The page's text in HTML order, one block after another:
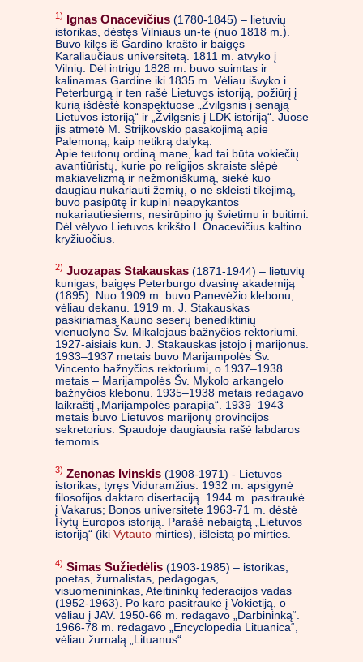
1) Ignas Onacevičius (1780-1845) – lietuvių
istorikas, dėstęs Vilniaus un-te (nuo 1818 m.).
Buvo kilęs iš Gardino krašto ir baigęs
Karaliaučiaus universitetą. 1811 m. atvyko į
Vilnių. Dėl intrigų 1828 m. buvo suimtas ir
kalinamas Gardine iki 1835 m. Vėliau išvyko i
Peterburgą ir ten rašė Lietuvos istoriją, požiūrį į
kurią išdėstė konspektuose „Žvilgsnis į senąją
Lietuvos istoriją“ ir „Žvilgsnis į LDK istoriją“. Juose
jis atmetė M. Strijkovskio pasakojimą apie
Palemoną, kaip netikrą dalyką.
Apie teutonų ordiną mane, kad tai būta vokiečių
avantiūristų, kurie po religijos skraiste slėpė
makiavelizmą ir nežmoniškumą, siekė kuo
daugiau nukariauti žemių, o ne skleisti tikėjimą,
buvo pasipūtę ir kupini neapykantos
nukariautiesiems, nesirūpino jų švietimu ir buitimi.
Dėl vėlyvo Lietuvos krikšto l. Onacevičius kaltino
kryžiuočius.
2) Juozapas Stakauskas (1871-1944) – lietuvių
kunigas, baigęs Peterburgo dvasinę akademiją
(1895). Nuo 1909 m. buvo Panevėžio klebonu,
vėliau dekanu. 1919 m. J. Stakauskas
paskiriamas Kauno seserų benediktinių
vienuolyno Šv. Mikalojaus bažnyčios rektoriumi.
1927-aisiais kun. J. Stakauskas įstojo į marijonus.
1933–1937 metais buvo Marijampolės Šv.
Vincento bažnyčios rektoriumi, o 1937–1938
metais – Marijampolės Šv. Mykolo arkangelo
bažnyčios klebonu. 1935–1938 metais redagavo
laikraštį „Marijampolės parapija“. 1939–1943
metais buvo Lietuvos marijonų provincijos
sekretorius. Spaudoje daugiausia rašė labdaros
temomis.
3) Zenonas Ivinskis (1908-1971) - Lietuvos
istorikas, tyręs Viduramžius. 1932 m. apsigynė
filosofijos daktaro disertaciją. 1944 m. pasitraukė
į Vakarus; Bonos universitete 1963-71 m. dėstė
Rytų Europos istoriją. Parašė nebaigtą „Lietuvos
istoriją“ (iki Vytauto mirties), išleistą po mirties.
4) Simas Sužiedėlis (1903-1985) – istorikas,
poetas, žurnalistas, pedagogas,
visuomenininkas, Ateitininkų federacijos vadas
(1952-1963). Po karo pasitraukė į Vokietiją, o
vėliau į JAV. 1950-66 m. redagavo „Darbininką“.
1966-78 m. redagavo „Encyclopedia Lituanica“,
vėliau žurnalą „Lituanus“.